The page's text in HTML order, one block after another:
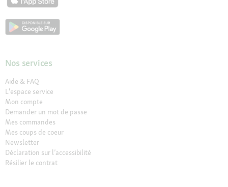
Nos services
Aide & FAQ
L'espace service
Mon compte
Demander un mot de passe
Mes commandes
Mes coups de coeur
Newsletter
Déclaration sur l’accessibilité
Résilier le contrat